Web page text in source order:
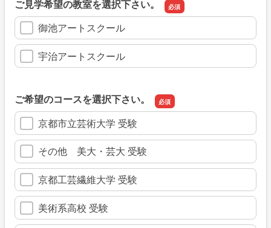
ご見学希望の教室を選択下さい。
御池アートスクール
宇治アートスクール
ご希望のコースを選択下さい。
京都市立芸術大学 受験
その他 美大・芸大 受験
京都工芸繊維大学 受験
美術系高校 受験